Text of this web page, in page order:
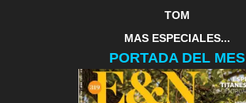
TOM
MAS ESPECIALES...
PORTADA DEL MES